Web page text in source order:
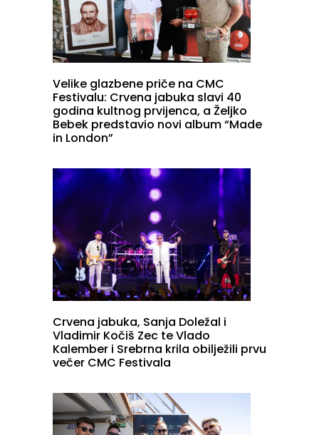
Velike glazbene priče na CMC
Festivalu: Crvena jabuka slavi 40
godina kultnog prvijenca, a Željko
Bebek predstavio novi album “Made
in London”
Crvena jabuka, Sanja Doležal i
Vladimir Kočiš Zec te Vlado
Kalember i Srebrna krila obilježili prvu
večer CMC Festivala